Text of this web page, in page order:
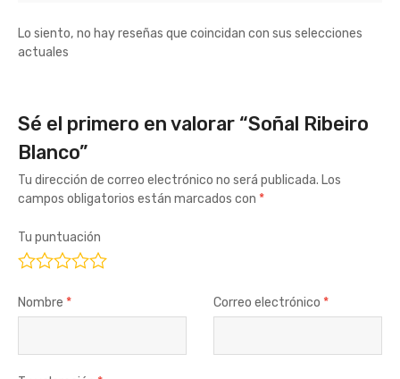
Lo siento, no hay reseñas que coincidan con sus selecciones
actuales
Sé el primero en valorar “Soñal Ribeiro
Blanco”
Tu dirección de correo electrónico no será publicada. Los
campos obligatorios están marcados con *
Tu puntuación
Nombre * Correo electrónico *